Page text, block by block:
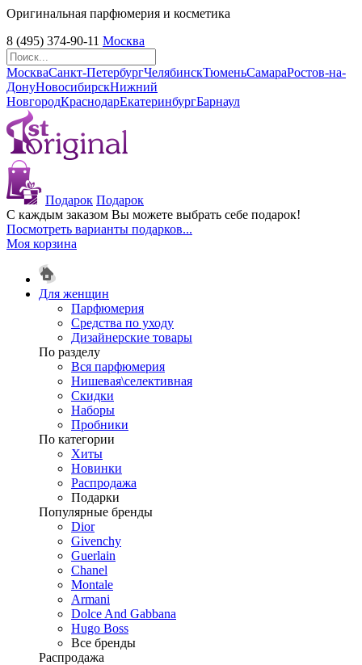
Оригинальная парфюмерия и косметика
8 (495) 374-90-11 Москва
МоскваСанкт-ПетербургЧелябинскТюменьСамараРостов-на-
ДонуНовосибирскНижний
НовгородКраснодарЕкатеринбургБарнаул
Подарок Подарок
С каждым заказом Вы можете выбрать себе подарок!
Посмотреть варианты подарков...
Моя корзина
Для женщин
Парфюмерия
Средства по уходу
Дизайнерские товары
По разделу
Вся парфюмерия
Нишевая\селективная
Скидки
Наборы
Пробники
По категории
Хиты
Новинки
Распродажа
Подарки
Популярные бренды
Dior
Givenchy
Guerlain
Chanel
Montale
Armani
Dolce And Gabbana
Hugo Boss
Все бренды
Распродажа